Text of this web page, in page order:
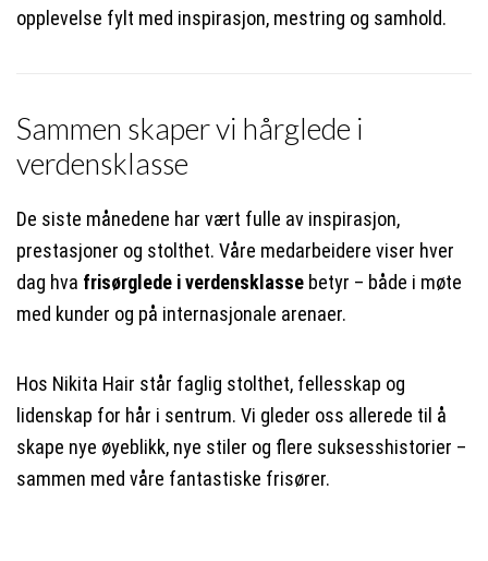
opplevelse fylt med inspirasjon, mestring og samhold.
Sammen skaper vi hårglede i
verdensklasse
De siste månedene har vært fulle av inspirasjon,
prestasjoner og stolthet. Våre medarbeidere viser hver
dag hva frisørglede i verdensklasse betyr – både i møte
med kunder og på internasjonale arenaer.
Hos Nikita Hair står faglig stolthet, fellesskap og
lidenskap for hår i sentrum. Vi gleder oss allerede til å
skape nye øyeblikk, nye stiler og flere suksesshistorier –
sammen med våre fantastiske frisører.